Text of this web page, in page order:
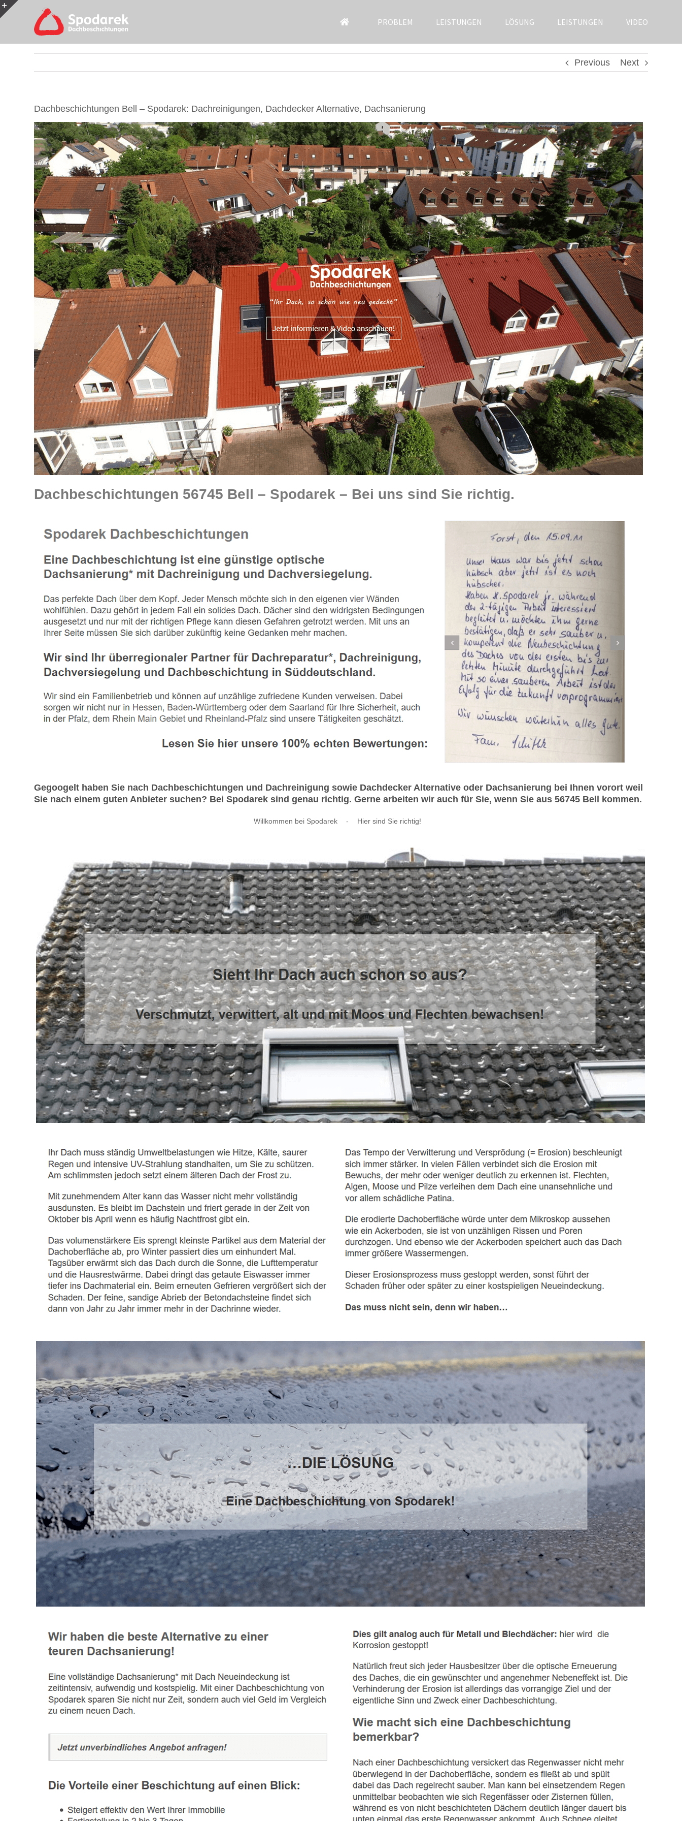
Skip
to
PROBLEM LEISTUNGEN LÖSUNG LEISTUNGEN VIDEO
Previous Next
Dachbeschichtungen Bell – Spodarek: Dachreinigungen, Dachdecker Alternative, Dachsanierung
Dachbeschichtungen 56745 Bell – Spodarek – Bei uns sind Sie richtig.
Gegoogelt haben Sie nach Dachbeschichtungen und Dachreinigung sowie Dachdecker Alternative oder Dachsanierung bei Ihnen vorort weil
Sie nach einem guten Anbieter suchen? Bei Spodarek sind genau richtig. Gerne arbeiten wir auch für Sie, wenn Sie aus 56745 Bell kommen.
Willkommen bei Spodarek - Hier sind Sie richtig!
Bar